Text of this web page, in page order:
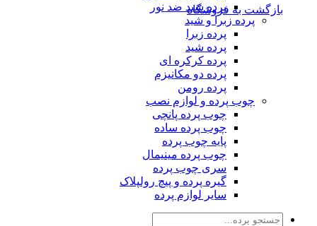
بازگشت به فروشگاهپرده شید ضد نور
پرده زبرا و شید
پرده زبرا
پرده شید
پرده کرکره ای
پرده دو مکانیزم
پرده رومن
چوب پرده و لوازم نصب
چوب پرده پانچی
چوب پرده ساده
پایه چوب پرده
چوب پرده مینیمال
سری چوب پرده
گیره پرده و پیچ رولپلاک
سایر لوازم پرده
جستجو